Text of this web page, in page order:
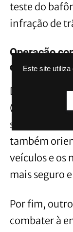
Este site
teste do
infração de
Operação
da ação
De acordo
(PRF), o
segurança
também
veículos e os
mais seguro
Por fim,
combater à